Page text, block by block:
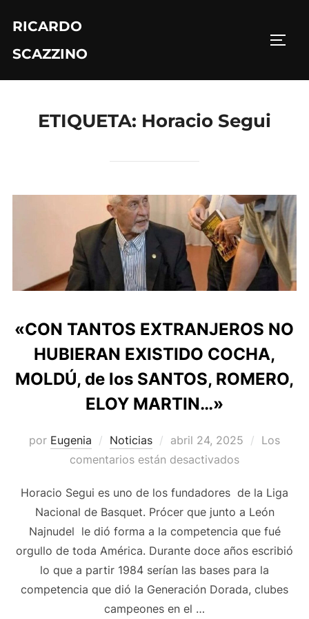
contenido
RICARDO
SCAZZINO
ETIQUETA: Horacio Segui
«CON TANTOS EXTRANJEROS NO
HUBIERAN EXISTIDO COCHA,
MOLDÚ, de los SANTOS, ROMERO,
ELOY MARTIN…»
por Eugenia Noticias
Publicado
el
abril 24, 2025
Los
comentarios están desactivados
Horacio Segui es uno de los fundadores de la Liga
Nacional de Basquet. Prócer que junto a León
Najnudel le dió forma a la competencia que fué
orgullo de toda América. Durante doce años escribió
lo que a partir 1984 serían las bases para la
competencia que dió la Generación Dorada, clubes
campeones en el …